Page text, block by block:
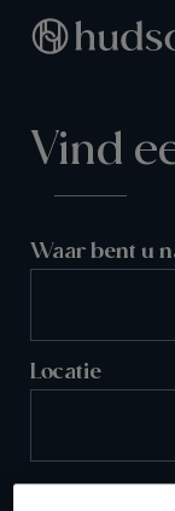
Vind
Waar bent u
Locatie